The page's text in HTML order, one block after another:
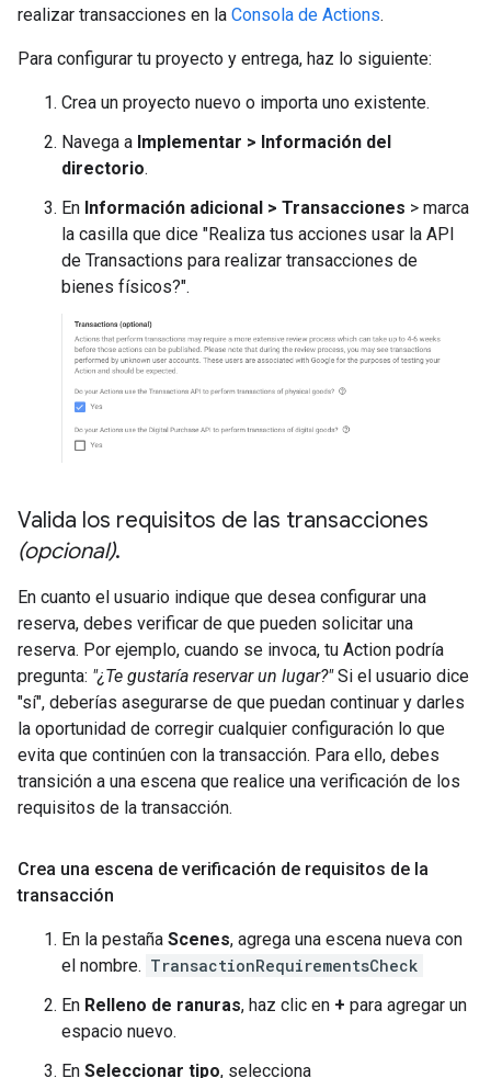
realizar transacciones en la Consola de Actions.
Para configurar tu proyecto y entrega, haz lo siguiente:
Crea un proyecto nuevo o importa uno existente.
Navega a Implementar > Información del
directorio.
En Información adicional > Transacciones > marca
la casilla que dice "Realiza tus acciones usar la API
de Transactions para realizar transacciones de
bienes físicos?".
Valida los requisitos de las transacciones
(opcional).
En cuanto el usuario indique que desea configurar una
reserva, debes verificar de que pueden solicitar una
reserva. Por ejemplo, cuando se invoca, tu Action podría
pregunta: "¿Te gustaría reservar un lugar?"Si el usuario dice
"sí", deberías asegurarse de que puedan continuar y darles
la oportunidad de corregir cualquier configuración lo que
evita que continúen con la transacción. Para ello, debes
transición a una escena que realice una verificación de los
requisitos de la transacción.
Crea una escena de verificación de requisitos de la
transacción
En la pestaña Scenes, agrega una escena nueva con
el nombre. TransactionRequirementsCheck
En Relleno de ranuras, haz clic en + para agregar un
espacio nuevo.
En Seleccionar tipo, selecciona